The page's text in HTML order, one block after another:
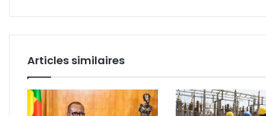
4
Articles similaires